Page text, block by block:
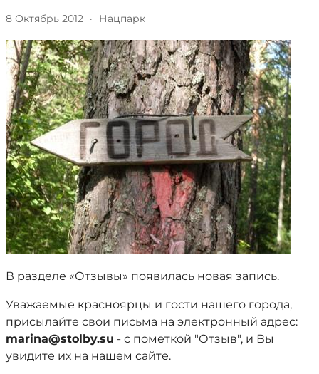
8 Октябрь 2012 · Нацпарк
В разделе «Отзывы» появилась новая запись.
Уважаемые красноярцы и гости нашего города,
присылайте свои письма на электронный адрес:
marina@stolby.su - с пометкой "Отзыв", и Вы
увидите их на нашем сайте.